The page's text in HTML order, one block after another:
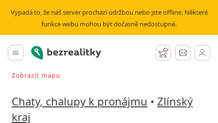
Vypadá to, že náš server prochází údržbou nebo jste offline. Některé
funkce webu mohou být dočasně nedostupné.
Hlavní menu
Bezrealitky Hlídací pes
Zprávy
Vyhledávat při pohybu v mapě
Zobrazit mapu
Chaty, chalupy k pronájmu • Zlínský
kraj